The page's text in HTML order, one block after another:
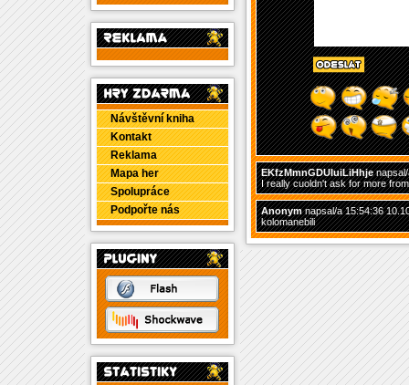
Návštěvní kniha
Kontakt
Reklama
Mapa her
Spolupráce
Podpořte nás
EKfzMmnGDUIuiLiHhjenapsal/
I really cuoldn't ask for more
Anonymnapsal/a 15:54:36
kolomanebili